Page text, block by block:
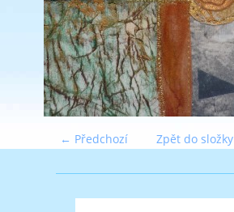
← Předchozí Zpět do složky